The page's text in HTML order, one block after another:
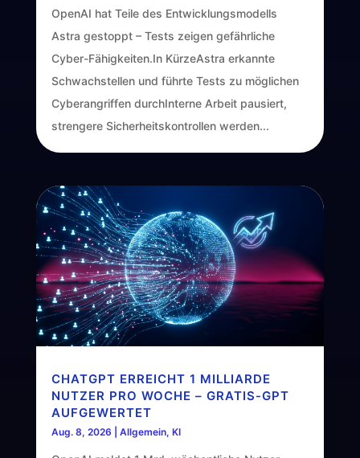
OpenAI hat Teile des Entwicklungsmodells
Astra gestoppt – Tests zeigen gefährliche
Cyber-Fähigkeiten.In KürzeAstra erkannte
Schwachstellen und führte Tests zu möglichen
Cyberangriffen durchInterne Arbeit pausiert,
strengere Sicherheitskontrollen werden...
CHATGPT ERREICHT 1 MILLIARDE
NUTZER PRO WOCHE – GRATIS-GPT
AUFGEWERTET
Aug. 8, 2026 Allgemein, KI